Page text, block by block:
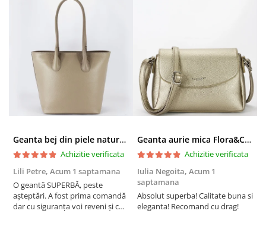
Geanta bej din piele naturala 8966 123
Achizitie verificata
Lili Petre, Acum 1 saptamana
O geantă SUPERBĂ, peste
așteptări. A fost prima comandă
dar cu siguranța voi reveni și cu
Geanta aurie mica Flora&CO Paris H6930 16
Achizitie verificata
Iulia Negoita, Acum 1
saptamana
Absolut superba! Calitate buna si
eleganta! Recomand cu drag!